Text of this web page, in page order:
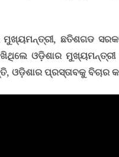
ଛତିଶଗଡ
ଓଡ଼ିଶାର ମୁଖ୍ୟମନ୍ତ୍ରୀ
, ଓଡ଼ିଶାର ପ୍ରସ୍ତାବକୁ ବିଚାର